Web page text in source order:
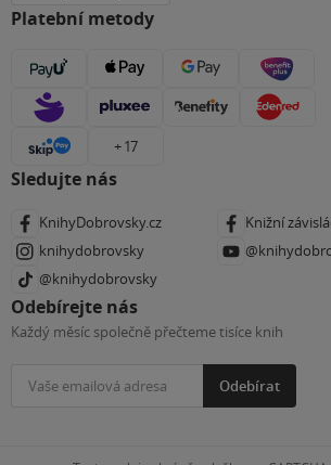
Platební metody
+ 17
Sledujte nás
KnihyDobrovsky.cz
Knižní
knihydobrovsky
@knihydobrovsky
Odebírejte nás
Každý měsíc společně přečteme tisíce knih
Odebírat